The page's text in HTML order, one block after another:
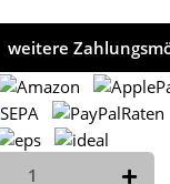
weitere